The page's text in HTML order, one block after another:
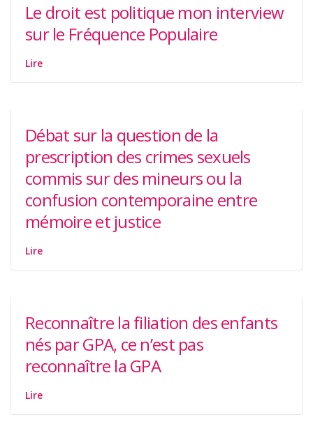
Le droit est politique mon interview
sur le Fréquence Populaire
Lire
Débat sur la question de la
prescription des crimes sexuels
commis sur des mineurs ou la
confusion contemporaine entre
mémoire et justice
Lire
Reconnaître la filiation des enfants
nés par GPA, ce n’est pas
reconnaître la GPA
Lire